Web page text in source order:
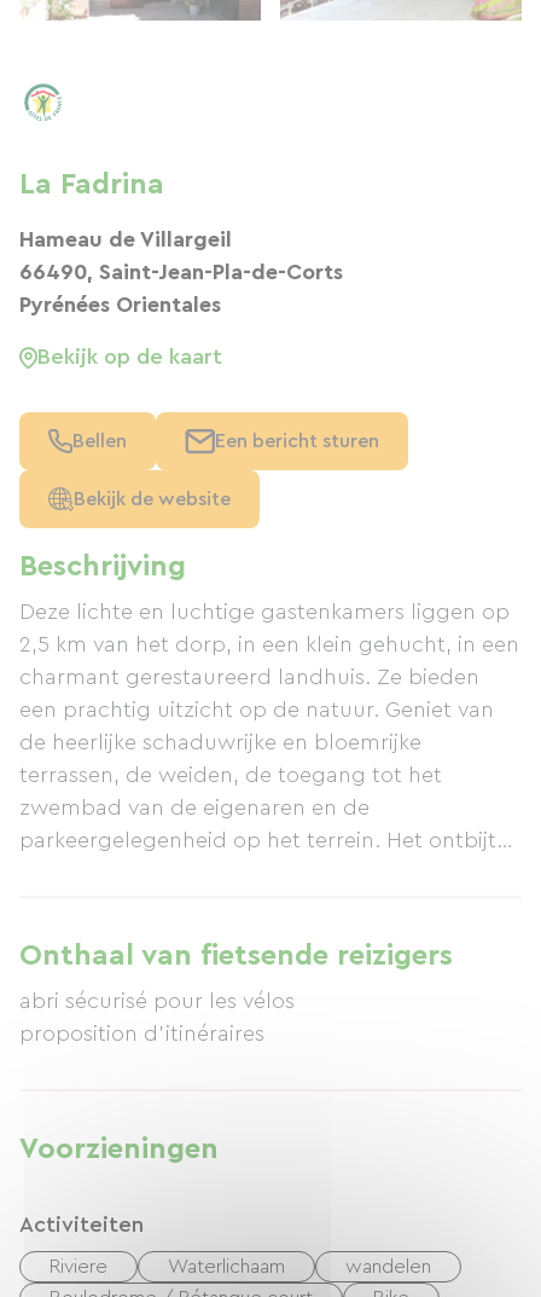
Beschrijving
Deze lichte en luchtige gastenkamers liggen op
2,5 km van het dorp, in een klein gehucht, in een
charmant gerestaureerd landhuis. Ze bieden
een prachtig uitzicht op de natuur. Geniet van
de heerlijke schaduwrijke en bloemrijke
terrassen, de weiden, de toegang tot het
zwembad van de eigenaren en de
parkeergelegenheid op het terrein. Het ontbijt
ook een vakantiehuisje beschikbaar op het
terrein.
Onthaal van fietsende reizigers
abri sécurisé pour les vélos
proposition d'itinéraires
Voorzieningen
Activiteiten
Riviere Waterlichaam
wandelen
La Fadrina
Hameau de Villargeil
66490, Saint-Jean-Pla-de-Corts
Pyrénées Orientales
Bekijk op de kaart
Bellen Een bericht sturen
Bekijk de website